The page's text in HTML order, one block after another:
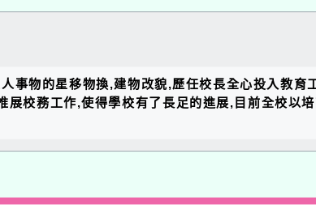
事物的星移物換,建物改貌,歷任校長全心投入教育
校務工作,使得學校有了長足的進展,目前全校以